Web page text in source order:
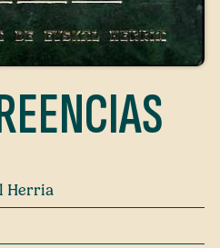
Herria